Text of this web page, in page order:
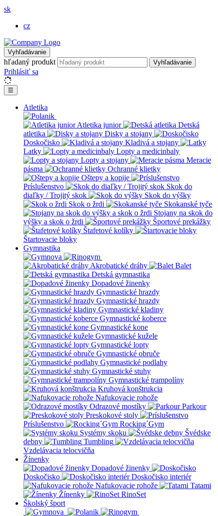
sk
cz
Vyhľadávanie
hľadaný produkt Vyhľadávanie
Prihlásiť sa
☰
Atletika
Atletika junior
Detská
atletika
Disky a stojany
Doskočisko
Kladivá a stojany
Latky
Lopty a medicinbaly
Lopty a stojany
Meracie
pásma
Ochranné klietky
Oštepy a kopije
Príslušenstvo
Skok do
diaľky / Trojitý skok
Skok do výšky
Skok o žrdi
Skokanské tyče
Stojany na skok do
výšky a skok o žrdi
Športové prekážky
Štafetové kolíky
Štartovacie bloky
Gymnastika
Akrobatické dráhy
Balet
Detská gymnastika
Dopadové žinenky
Gymnastické hrazdy
Gymnastické hrazdy
Gymnastické kladiny
Gymnastické koberce
Gymnastické kone
Gymnastické kužele
Gymnastické lopty
Gymnastické obruče
Gymnastické podlahy
Gymnastické stuhy
Gymnastické trampolíny
Kruhová konštrukcia
Nafukovacie rohože
Odrazové mostíky
Parkour
Preskokové stoly
Príslušenstvo
Rocking´Gym
Systémy skoku
Švédske
debny
Tumbling
Vzdelávacia telocvičňa
Žínenky
Dopadové žinenky
Doskočisko
Doskočisko interiér
Nafukovacie rohože
Tatami
Žínenky
RinoSet
Školský šport